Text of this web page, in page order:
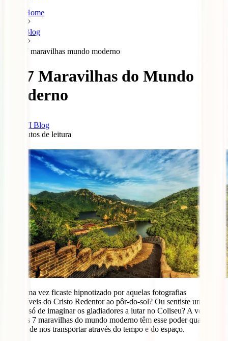
Home
Blog
7 maravilhas mundo moderno
As 7 Maravilhas do Mundo
Moderno
IATI Blog
minutos de leitura
Já alguma vez ficaste hipnotizado por aquelas fotografias
impossíveis do Cristo Redentor ao pôr-do-sol? Ou sentiste um
arrepio só de imaginar os gladiadores a lutar no Coliseu? A verdade
é que as 7 maravilhas do mundo moderno têm esse poder quase
mágico de nos transportar através do tempo e do espaço.